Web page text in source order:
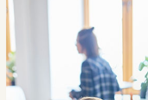
Espaço gourmet com
entrada personalizado e
*Analisa permuta *Aceita
Condomínio possui área de lazer
equipada, piscina aquecida com
linda vista, deck seco, deck
com equipamentos modernos,